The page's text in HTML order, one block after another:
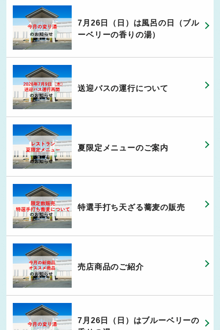
7月26日（日）は風呂の日（ブル
ーベリーの香りの湯）
送迎バスの運行について
夏限定メニューのご案内
特選手打ち天ざる蕎麦の販売
売店商品のご紹介
7月26日（日）はブルーベリーの